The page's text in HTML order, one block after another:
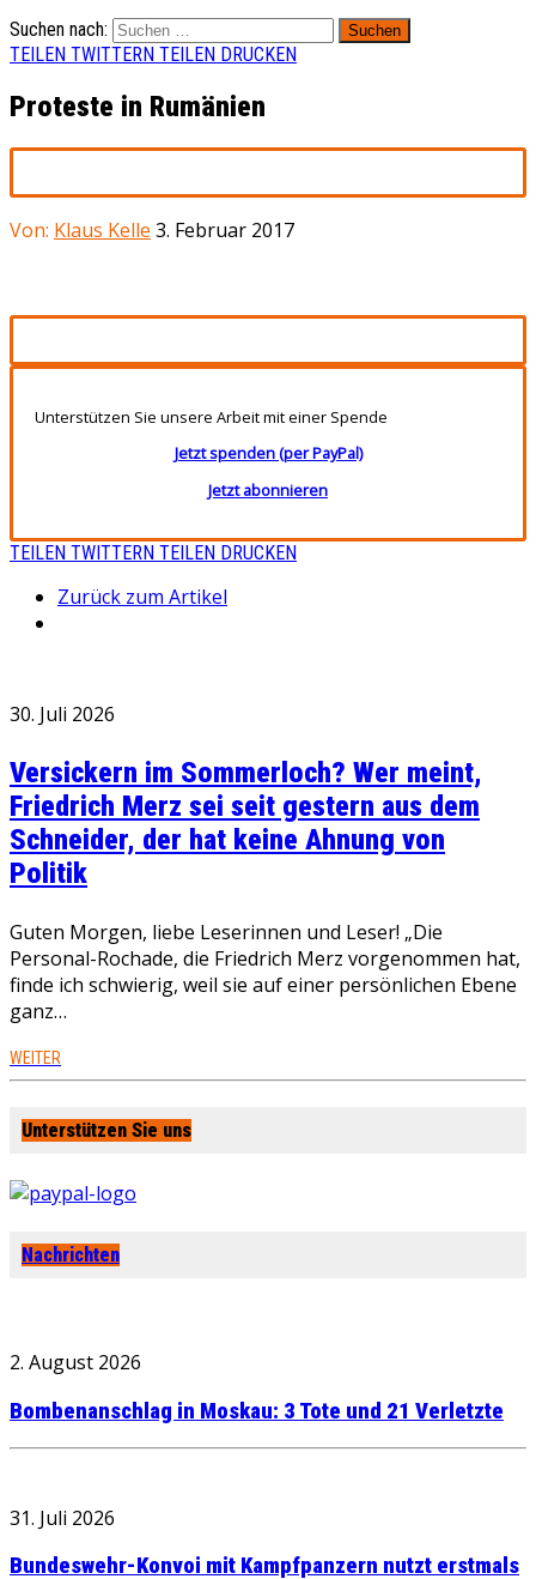
Suchen nach:
TEILEN TWITTERN TEILEN DRUCKEN
Proteste in Rumänien
Von: Klaus Kelle 3. Februar 2017
Unterstützen Sie unsere Arbeit mit einer Spende
Jetzt spenden (per PayPal)
Jetzt abonnieren
TEILEN TWITTERN TEILEN DRUCKEN
Zurück zum Artikel
30. Juli 2026
Versickern im Sommerloch? Wer meint,
Friedrich Merz sei seit gestern aus dem
Schneider, der hat keine Ahnung von
Politik
Guten Morgen, liebe Leserinnen und Leser! „Die
Personal-Rochade, die Friedrich Merz vorgenommen hat,
finde ich schwierig, weil sie auf einer persönlichen Ebene
ganz…
WEITER
Unterstützen Sie uns
Nachrichten
2. August 2026
Bombenanschlag in Moskau: 3 Tote und 21 Verletzte
31. Juli 2026
Bundeswehr-Konvoi mit Kampfpanzern nutzt erstmals